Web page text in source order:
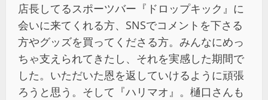
店長してるスポーツバー『ドロップキック』に
会いに来てくれる方、SNSでコメントを下さる
方やグッズを買ってくださる方。みんなにめっ
ちゃ支えられてきたし、それを実感した期間で
した。いただいた恩を返していけるように頑張
ろうと思う。そして『ハリマオ』。樋口さんも